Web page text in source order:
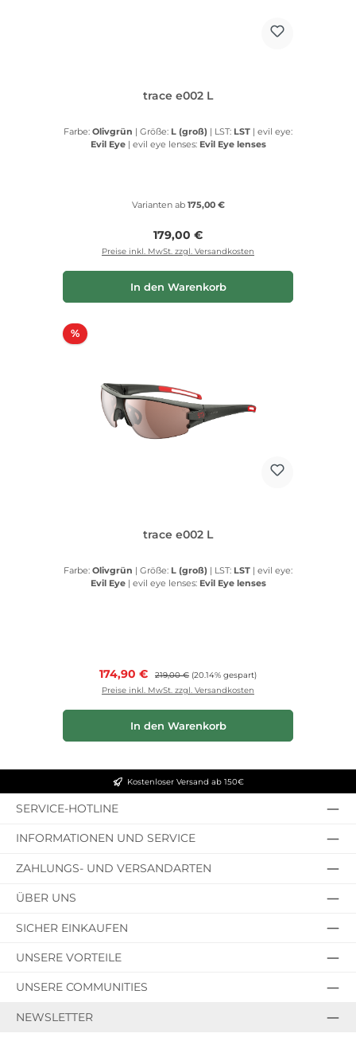
trace e002 L
Farbe: Olivgrün | Größe: L (groß) | LST: LST | evil eye:
Evil Eye | evil eye lenses: Evil Eye lenses
Varianten ab175,00 €
Regulärer Preis:
179,00 €
Preise inkl. MwSt. zzgl. Versandkosten
In den Warenkorb
%Rabatt
trace e002 L
Farbe: Olivgrün | Größe: L (groß) | LST: LST | evil eye:
Evil Eye | evil eye lenses: Evil Eye lenses
Verkaufspreis:
174,90 € Regulärer Preis:
219,00 € (20.14% gespart)
Preise inkl. MwSt. zzgl. Versandkosten
In den Warenkorb
Kostenloser Versand ab 150€
SERVICE-HOTLINE
INFORMATIONEN UND SERVICE
ZAHLUNGS- UND VERSANDARTEN
ÜBER UNS
SICHER EINKAUFEN
UNSERE VORTEILE
UNSERE COMMUNITIES
NEWSLETTER